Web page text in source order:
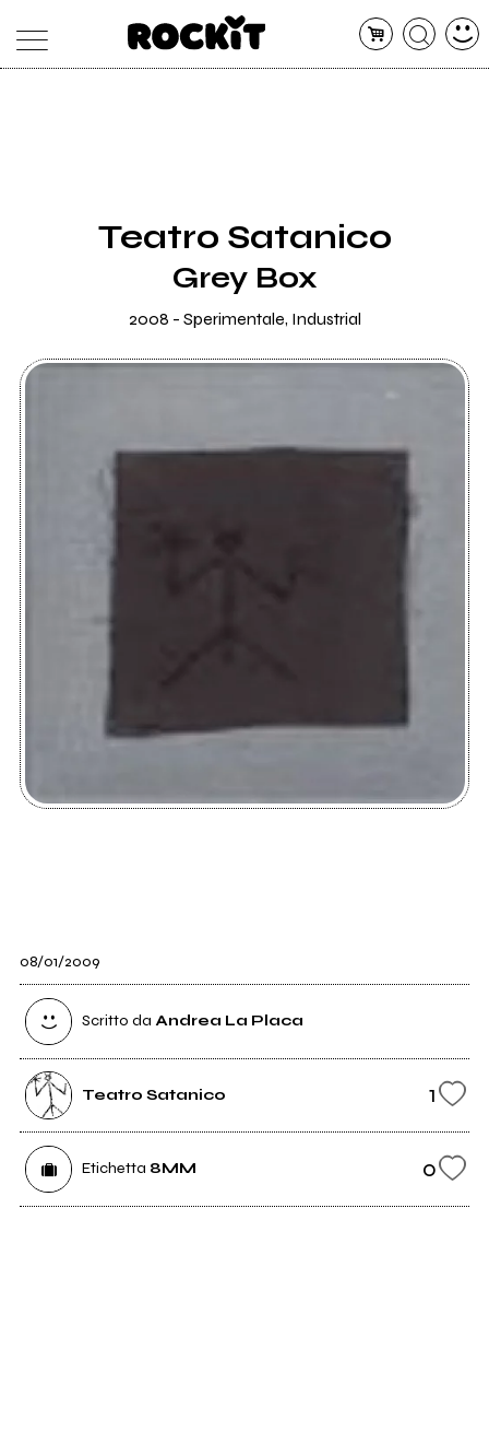
SHOPTeatro Satanico
Grey Box
2008 - Sperimentale, Industrial
08/01/2009
Scritto da Andrea La Placa
Teatro Satanico 1
Etichetta 8MM 0